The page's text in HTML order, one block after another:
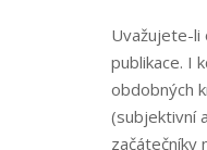
fotografii“
Uvažujete-li
publikace. I
obdobných
(subjektivní
začátečníky